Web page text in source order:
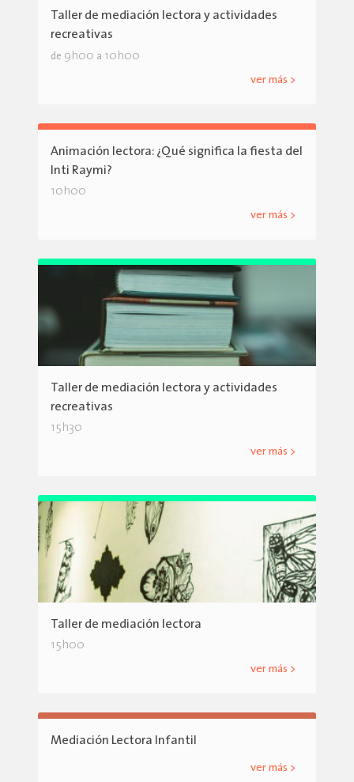
Taller de mediación lectora y actividades
recreativas
de 9h00 a 10h00
ver más >
Animación lectora: ¿Qué significa la fiesta del
Inti Raymi?
10h00
ver más >
Taller de mediación lectora y actividades
recreativas
15h30
ver más >
Taller de mediación lectora
15h00
ver más >
Mediación Lectora Infantil
ver más >